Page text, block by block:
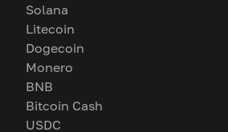
Solana
Litecoin
Dogecoin
Monero
BNB
Bitcoin Cash
USDC